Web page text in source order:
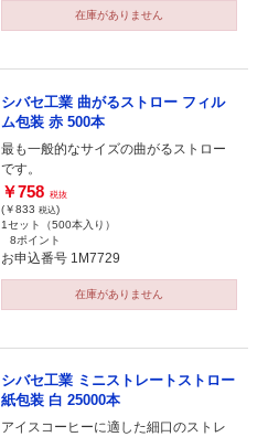
在庫がありません
シバセ工業 曲がるストロー フィル
ム包装 赤 500本
最も一般的なサイズの曲がるストロー
です。
￥758 税抜
(￥833 税込)
1セット（500本入り）
8ポイント
お申込番号 1M7729
在庫がありません
シバセ工業 ミニストレートストロー
紙包装 白 25000本
アイスコーヒーに適した細口のストレ